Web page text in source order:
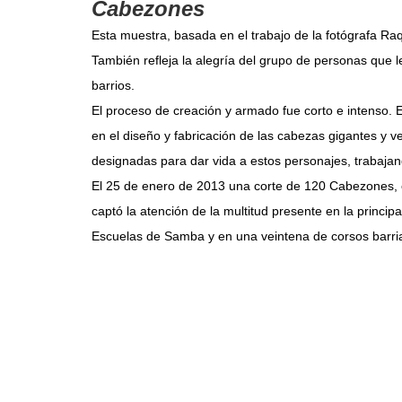
Cabezones
Esta muestra, basada en el trabajo de la fotógrafa
También refleja la alegría del grupo de personas que
barrios.
El proceso de creación y armado fue corto e
en el diseño y fabricación de las cabezas gigantes y
designadas para dar vida a estos personajes,
El 25 de enero de 2013 una corte de 120
captó la atención de la multitud presente en la
Escuelas de Samba y en una veintena de corsos